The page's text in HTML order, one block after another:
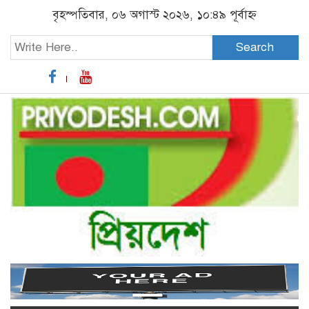
বৃহস্পতিবার, ০৬ অগাস্ট ২০২৬, ১০:৪৯ পূর্বাহ্ন
Search